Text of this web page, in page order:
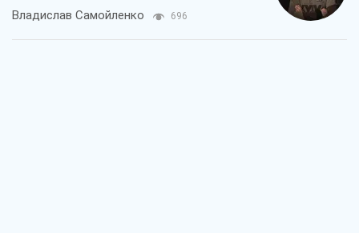
Владислав Самойленко 696